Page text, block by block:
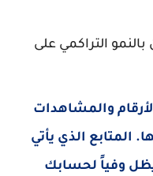
بالنمو التراكمي على
والمشاهدات
المتابع الذي يأتي
وفياً لحسابك